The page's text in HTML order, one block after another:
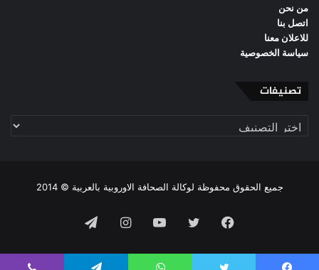
من نحن
اتصل بنا
للاعلان معنا
سياسة الخصوصية
تصنيفات
تصنيفات
جميع الحقوق محفوظة لوكالة الصحافة الاوروبية بالعربية © 2014
فيسبوك تويتر يوتيوبانستقرامتيلقرام